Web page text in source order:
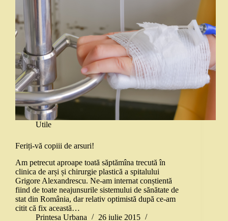
Utile
Feriți-vă copiii de arsuri!
Am petrecut aproape toată săptămîna trecută în
clinica de arși și chirurgie plastică a spitalului
Grigore Alexandrescu. Ne-am internat conștientă
fiind de toate neajunsurile sistemului de sănătate de
stat din România, dar relativ optimistă după ce-am
citit că fix această…
Printesa Urbana
26 iulie 2015